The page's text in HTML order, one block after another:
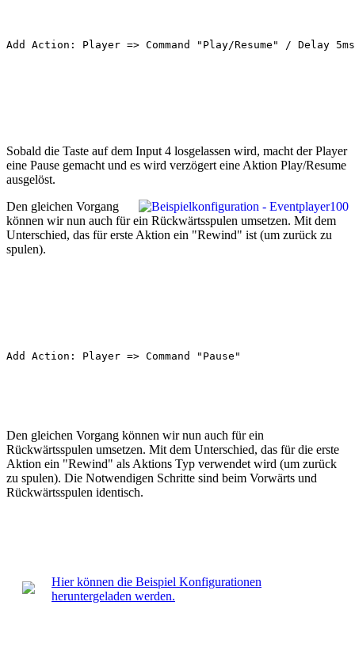
Sobald die Taste auf dem Input 4 losgelassen wird, macht der Player
eine Pause gemacht und es wird verzögert eine Aktion Play/Resume
ausgelöst.
Den gleichen Vorgang
können wir nun auch für ein Rückwärtsspulen umsetzen. Mit dem
Unterschied, das für erste Aktion ein "Rewind" ist (um zurück zu
spulen).
Den gleichen Vorgang können wir nun auch für ein
Rückwärtsspulen umsetzen. Mit dem Unterschied, das für die erste
Aktion ein "Rewind" als Aktions Typ verwendet wird (um zurück
zu spulen). Die Notwendigen Schritte sind beim Vorwärts und
Rückwärtsspulen identisch.
Hier können die Beispiel Konfigurationen
heruntergeladen werden.